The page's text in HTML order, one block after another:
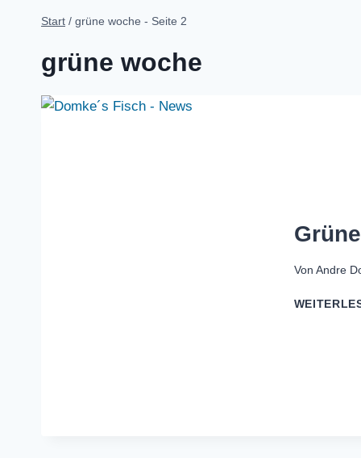
Start / grüne woche - Seite 2
grüne woche
Von Andre